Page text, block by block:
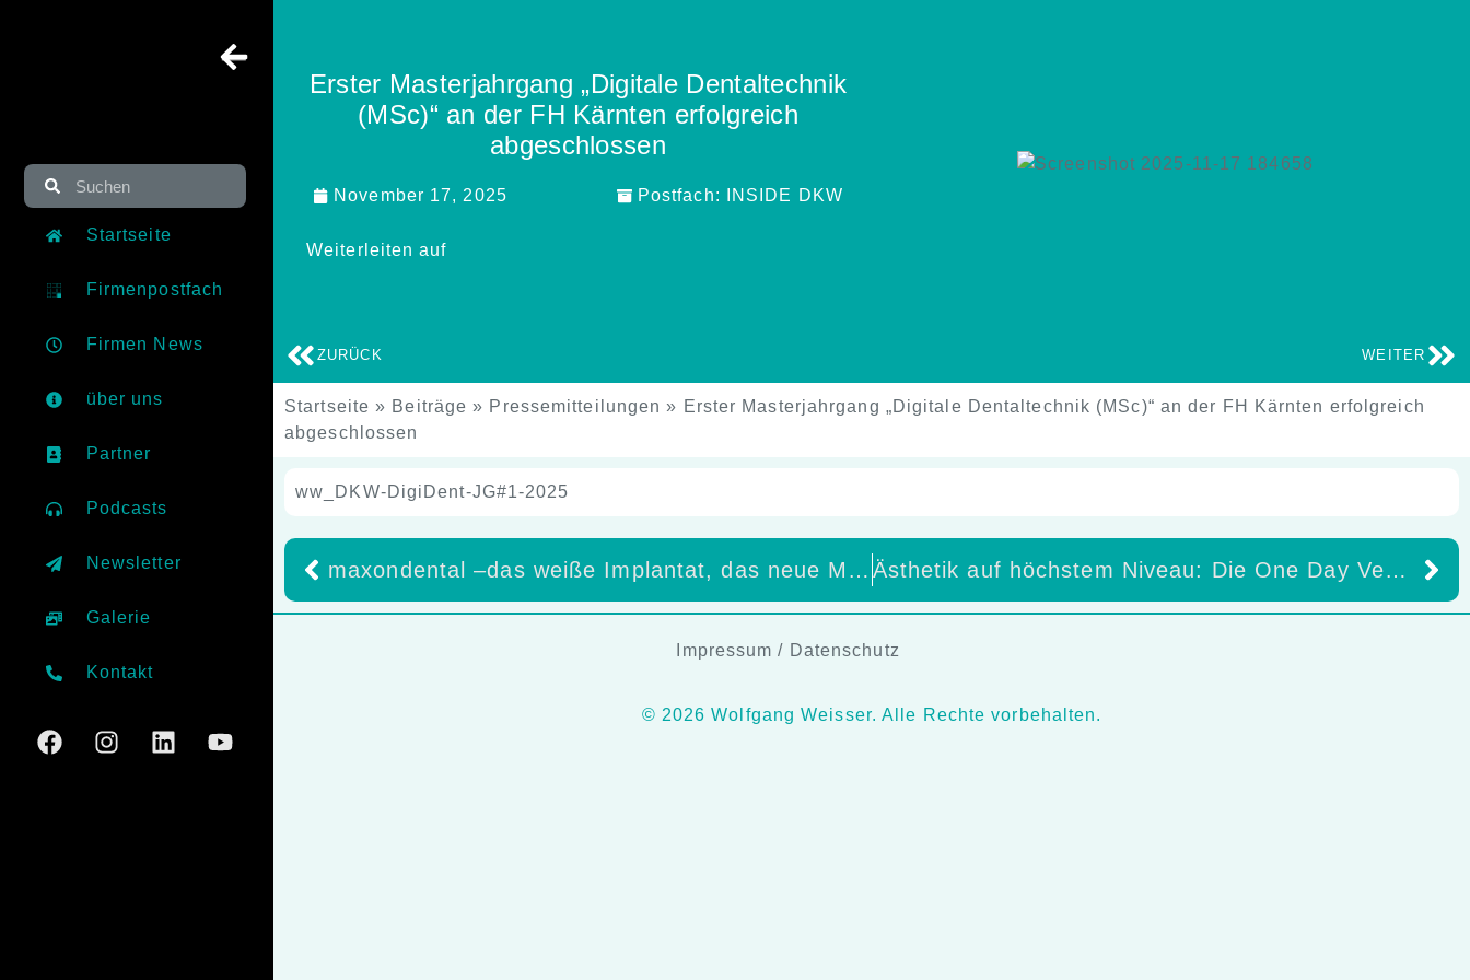
Startseite
Firmenpostfach
Firmen News
über uns
Partner
Podcasts
Newsletter
Galerie
Kontakt
Erster Masterjahrgang „Digitale Dentaltechnik
(MSc)“ an der FH Kärnten erfolgreich
abgeschlossen
November 17, 2025 Postfach: INSIDE DKW
Weiterleiten auf
ZURÜCK WEITER
Startseite » Beiträge » Pressemitteilungen » Erster Masterjahrgang „Digitale Dentaltechnik (MSc)“ an der FH Kärnten erfolgreich
abgeschlossen
ww_DKW-DigiDent-JG#1-2025
maxondental –das weiße Implantat, das neue Maßstäbe setzt (Teil 2) Der Inhaber von DKW, ZTM Wolfgang Weisser besuchte die Firma Maxon dental Ästhetik auf höchstem Niveau: Die One Day Veneer Masterclass begeistert in Düsseldorf
Impressum / Datenschutz
© 2026 Wolfgang Weisser. Alle Rechte vorbehalten.